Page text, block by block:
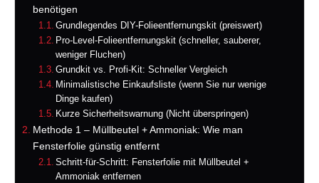
benötigen
Grundlegendes DIY-Folieentfernungskit (preiswert)
Pro-Level-Folieentfernungskit (schneller, sauberer,
weniger Fluchen)
Grundkit vs. Profi-Kit: Schneller Vergleich
Minimalistische Einkaufsliste (wenn Sie nur wenige
Dinge kaufen)
Kurze Sicherheitswarnung (Nicht überspringen)
Methode 1 – Müllbeutel + Ammoniak: Wie man
Fensterfolie günstig entfernt
Schritt-für-Schritt: Fensterfolie mit Müllbeutel +
Ammoniak entfernen